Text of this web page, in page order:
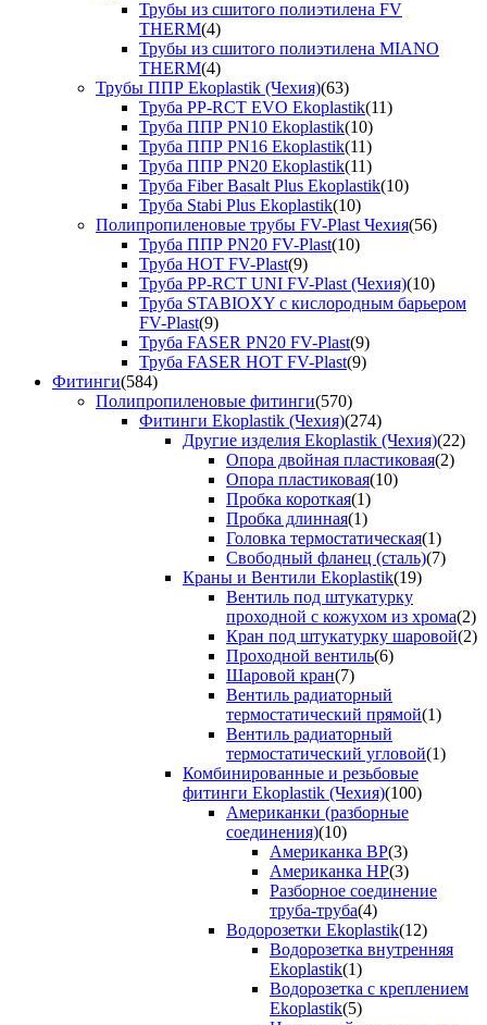
Трубы из сшитого полиэтилена FV
THERM(4)
Трубы из сшитого полиэтилена MIANO
THERM(4)
Трубы ППР Ekoplastik (Чехия)(63)
Труба PP-RCT EVO Ekoplastik(11)
Труба ППР PN10 Ekoplastik(10)
Труба ППР PN16 Ekoplastik(11)
Труба ППР PN20 Ekoplastik(11)
Труба Fiber Basalt Plus Ekoplastik(10)
Труба Stabi Plus Ekoplastik(10)
Полипропиленовые трубы FV-Plast Чехия(56)
Труба ППР PN20 FV-Plast(10)
Труба HOT FV-Plast(9)
Труба PP-RCT UNI FV-Plast (Чехия)(10)
Труба STABIOXY с кислородным барьером
FV-Plast(9)
Труба FASER PN20 FV-Plast(9)
Труба FASER HOT FV-Plast(9)
Фитинги(584)
Полипропиленовые фитинги(570)
Фитинги Ekoplastik (Чехия)(274)
Другие изделия Ekoplastik (Чехия)(22)
Опора двойная пластиковая(2)
Опора пластиковая(10)
Пробка короткая(1)
Пробка длинная(1)
Головка термостатическая(1)
Свободный фланец (сталь)(7)
Краны и Вентили Ekoplastik(19)
Вентиль под штукатурку
проходной с кожухом из хрома(2)
Кран под штукатурку шаровой(2)
Проходной вентиль(6)
Шаровой кран(7)
Вентиль радиаторный
термостатический прямой(1)
Вентиль радиаторный
термостатический угловой(1)
Комбинированные и резьбовые
фитинги Ekoplastik (Чехия)(100)
Американки (разборные
соединения)(10)
Американка ВР(3)
Американка НР(3)
Разборное соединение
труба-труба(4)
Водорозетки Ekoplastik(12)
Водорозетка внутренняя
Ekoplastik(1)
Водорозетка с креплением
Ekoplastik(5)